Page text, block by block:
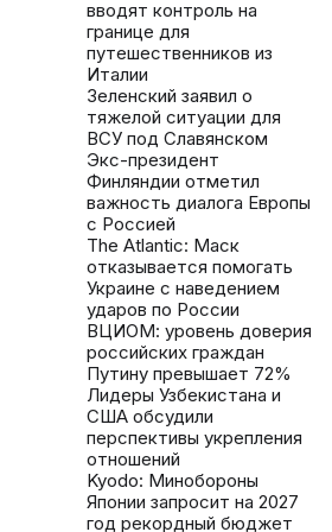
вводят контроль на
границе для
путешественников из
Италии
Зеленский заявил о
тяжелой ситуации для
ВСУ под Славянском
Экс-президент
Финляндии отметил
важность диалога Европы
с Россией
The Atlantic: Маск
отказывается помогать
Украине с наведением
ударов по России
ВЦИОМ: уровень доверия
российских граждан
Путину превышает 72%
Лидеры Узбекистана и
США обсудили
перспективы укрепления
отношений
Kyodo: Минобороны
Японии запросит на 2027
год рекордный бюджет